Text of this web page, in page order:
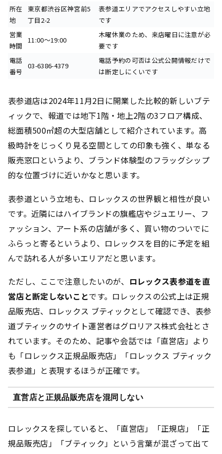
所在
地
東京都渋谷区神宮前5
丁目2-2
表参道エリアでアクセスしやすい立地
です
営業
時間
11:00〜19:00
木曜休業のため、来店曜日に注意が必
要です
電話
番号
03-6386-4379
電話予約の可否は公式公開情報だけで
は断定しにくいです
表参道店は2024年11月2日に開業した比較的新しいブテ
ィックで、報道では地下1階・地上2階の3フロア構成、
総面積500㎡超の大型店舗として紹介されています。高
級時計をじっくり見る空間としての印象も強く、単なる
販売窓口というより、ブランド体験型のフラッグシップ
的な位置づけに近いかなと思います。
表参道という立地も、ロレックスの世界観と相性が良い
です。近隣にはハイブランドの旗艦店やジュエリー、フ
ァッション、アート系の店舗が多く、買い物のついでに
ふらっと寄るというより、ロレックスを目的に予定を組
んで訪れる人が多いエリアだと思います。
ただし、ここで注意したいのが、 ロレックス表参道を直
営店と断定しないことです。ロレックスの公式上は正規
品販売店、ロレックス ブティックとして確認でき、表参
道ブティックのサイト運営者はグロリアス株式会社とさ
れています。そのため、記事や会話では「直営店」より
も「ロレックス正規品販売店」「ロレックス ブティック
表参道」と表現するほうが正確です。
直営店と正規品販売店を混同しない
ロレックスを探していると、「直営店」「正規店」「正
規品販売店」「ブティック」という言葉が混ざって出て